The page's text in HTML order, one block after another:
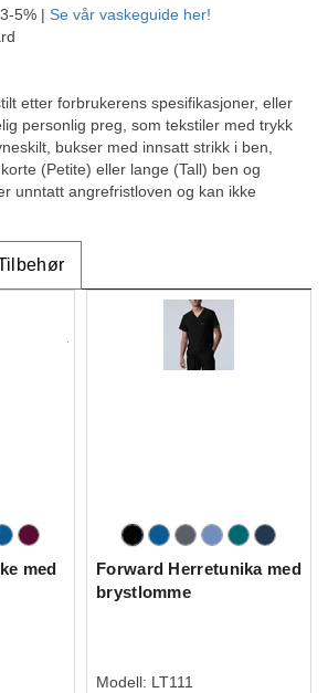
5% | Se vår vaskeguide her!
etter forbrukerens spesifikasjoner, eller
personlig preg, som tekstiler med trykk
bukser med innsatt strikk i ben,
(Petite) eller lange (Tall) ben og
unntatt angrefristloven og kan ikke
med
Forward Herretunika med
brystlomme
Modell: LT111